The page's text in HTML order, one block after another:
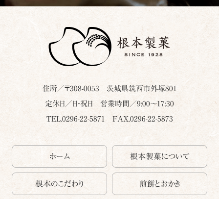
住所／〒308-0053 茨城県筑西市外塚801
定休日／日・祝日 営業時間／9:00～17:30
TEL.0296-22-5871 FAX.0296-22-5873
ホーム 根本製菓について
根本のこだわり 煎餅とおかき